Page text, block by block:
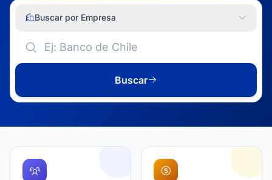
Buscar por Empresa
Buscar